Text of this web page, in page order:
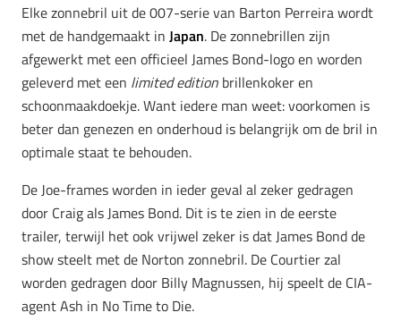
Elke zonnebril uit de 007-serie van Barton Perreira wordt
met de handgemaakt in Japan. De zonnebrillen zijn
afgewerkt met een officieel James Bond-logo en worden
geleverd met een limited edition brillenkoker en
schoonmaakdoekje. Want iedere man weet: voorkomen is
beter dan genezen en onderhoud is belangrijk om de bril in
optimale staat te behouden.
De Joe-frames worden in ieder geval al zeker gedragen
door Craig als James Bond. Dit is te zien in de eerste
trailer, terwijl het ook vrijwel zeker is dat James Bond de
show steelt met de Norton zonnebril. De Courtier zal
worden gedragen door Billy Magnussen, hij speelt de CIA-
agent Ash in No Time to Die.